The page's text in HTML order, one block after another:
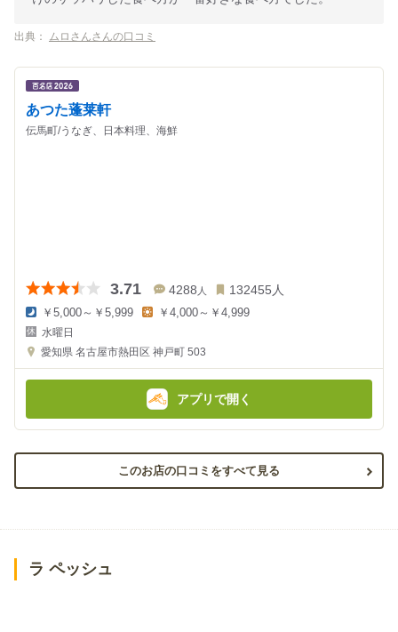
出典： ムロさんさんの口コミ
あつた蓬莱軒
伝馬町/うなぎ、日本料理、海鮮
3.71 4288 人 132455 人
夜
の
金
￥5,000～￥5,999
金
額
￥4,000～￥4,999
水曜日
愛知県 名古屋市熱田区 神戸町 503
アプリで開く
このお店の口コミをすべて見る
ラ ペッシュ